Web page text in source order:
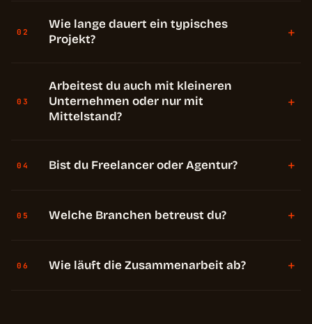
02
Wie lange dauert ein typisches
Projekt?
+
03
Arbeitest du auch mit kleineren
Unternehmen oder nur mit
Mittelstand?
+
04 Bist du Freelancer oder Agentur? +
05 Welche Branchen betreust du? +
06 Wie läuft die Zusammenarbeit ab? +